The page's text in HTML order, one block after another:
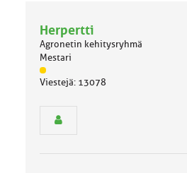
Herpertti
Agronetin kehitysryhmä
Mestari
J
ä
Viestejä: 13078